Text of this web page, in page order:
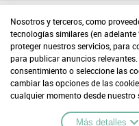
Nosotros y terceros, como
tecnologías similares (en adelante
proteger nuestros servicios, para
para publicar anuncios relevantes.
consentimiento o seleccione las
cambiar las opciones de las
cualquier momento desde nuestro
Más detalles